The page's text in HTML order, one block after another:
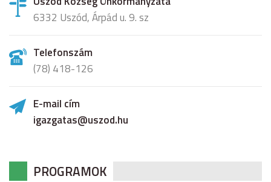
6332 Uszód, Árpád u. 9. sz
Telefonszám
(78) 418-126
E-mail cím
igazgatas@uszod.hu
PROGRAMOK